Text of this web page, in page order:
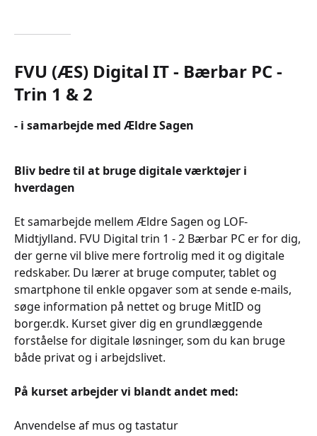
FVU (ÆS) Digital IT - Bærbar PC -
Trin 1 & 2
- i samarbejde med Ældre Sagen
Bliv bedre til at bruge digitale værktøjer i
hverdagen
Et samarbejde mellem Ældre Sagen og LOF-
Midtjylland. FVU Digital trin 1 - 2 Bærbar PC er for dig,
der gerne vil blive mere fortrolig med it og digitale
redskaber. Du lærer at bruge computer, tablet og
smartphone til enkle opgaver som at sende e-mails,
søge information på nettet og bruge MitID og
borger.dk. Kurset giver dig en grundlæggende
forståelse for digitale løsninger, som du kan bruge
både privat og i arbejdslivet.
På kurset arbejder vi blandt andet med:
Anvendelse af mus og tastatur